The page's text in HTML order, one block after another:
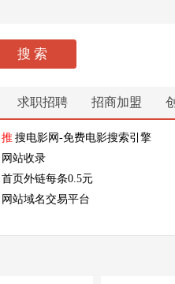
求职招聘 招商加盟
推 搜电影网-免费电影搜索引擎
网站收录
首页外链每条0.5元
网站域名交易平台